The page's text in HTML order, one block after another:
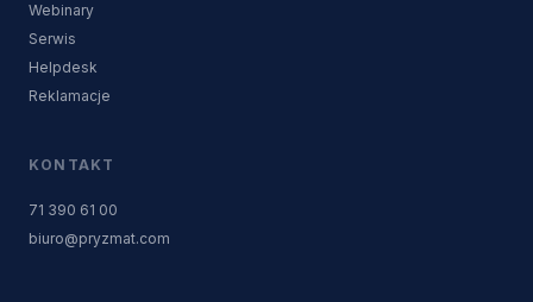
Webinary
Serwis
Helpdesk
Reklamacje
KONTAKT
71 390 61 00
biuro@pryzmat.com